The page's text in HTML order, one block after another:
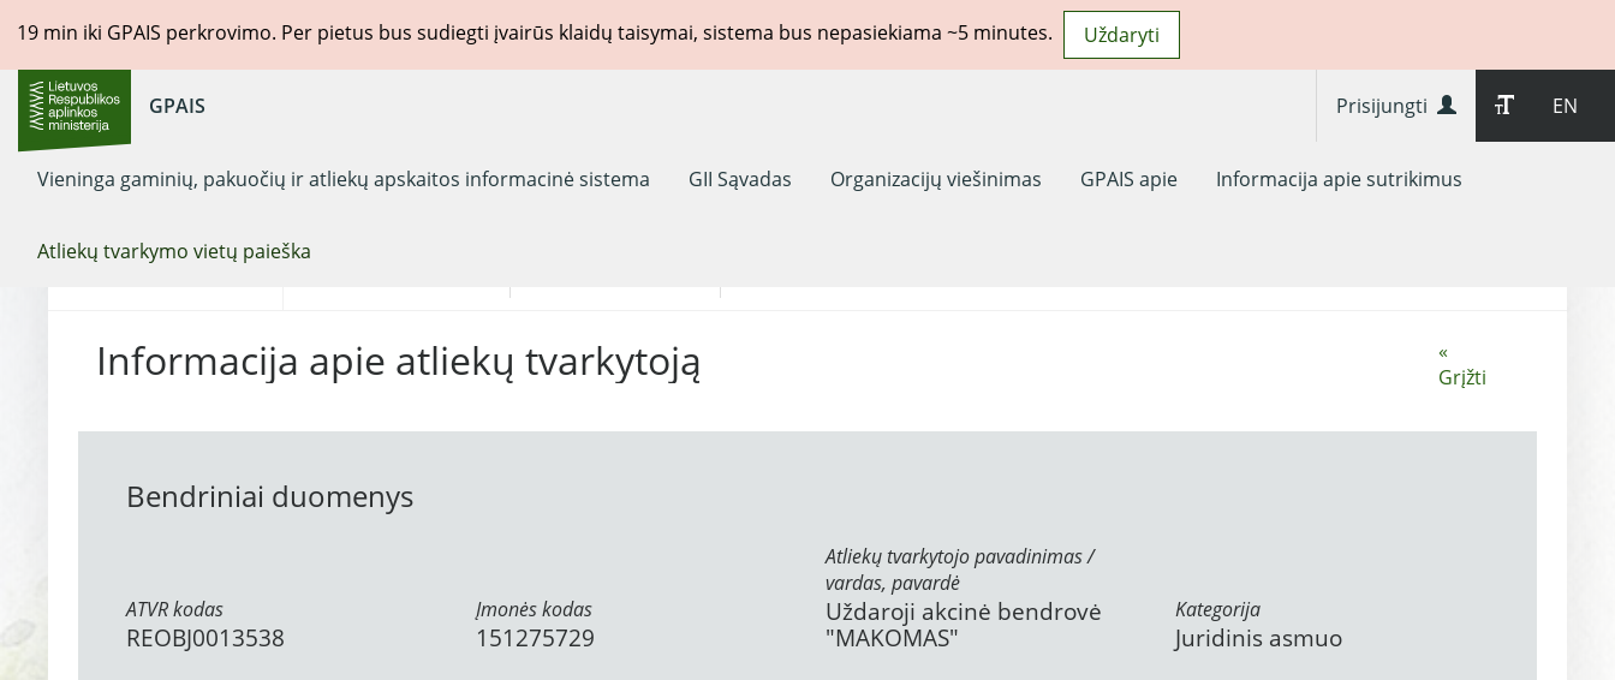
19 min iki GPAIS perkrovimo. Per pietus bus sudiegti įvairūs klaidų taisymai, sistema bus nepasiekiama ~5 minutes. Uždaryti
GPAIS EN
Prisijungti
Vieninga gaminių, pakuočių ir atliekų apskaitos informacinė sistema GII Sąvadas Organizacijų viešinimas GPAIS apie Informacija apie sutrikimus
Atliekų tvarkymo vietų paieška
Pasirinkite
«
Grįžti
Informacija apie atliekų tvarkytoją
Bendriniai duomenys
ATVR kodas
REOBJ0013538
Įmonės kodas
151275729
Atliekų tvarkytojo pavadinimas /
vardas, pavardė
Uždaroji akcinė bendrovė
"MAKOMAS"
Kategorija
Juridinis asmuo